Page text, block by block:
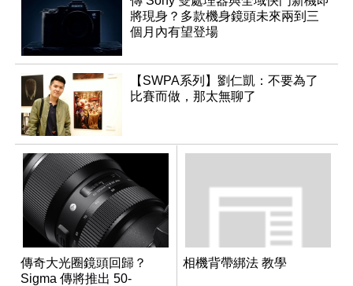
將現身？多款機身鏡頭未來兩到三
個月內有望登場
【SWPA系列】劉仁凱：不要為了
比賽而做，那太無聊了
傳奇大光圈鏡頭回歸？
Sigma 傳將推出 50-
相機背帶綁法 教學